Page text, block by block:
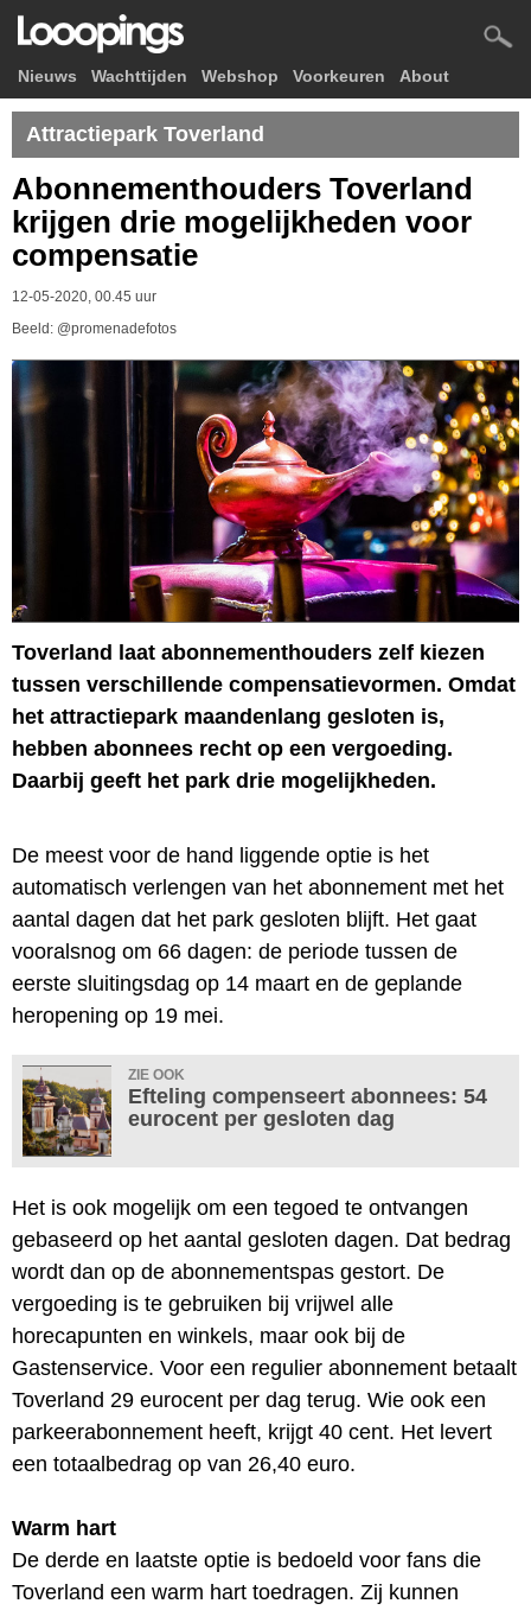
Nieuws Wachttijden Webshop Voorkeuren About
Attractiepark Toverland
Abonnementhouders Toverland
krijgen drie mogelijkheden voor
compensatie
12-05-2020, 00.45 uur
Beeld: @promenadefotos
Toverland laat abonnementhouders zelf kiezen
tussen verschillende compensatievormen. Omdat
het attractiepark maandenlang gesloten is,
hebben abonnees recht op een vergoeding.
Daarbij geeft het park drie mogelijkheden.
De meest voor de hand liggende optie is het
automatisch verlengen van het abonnement met het
aantal dagen dat het park gesloten blijft. Het gaat
vooralsnog om 66 dagen: de periode tussen de
eerste sluitingsdag op 14 maart en de geplande
heropening op 19 mei.
ZIE OOK
Efteling compenseert abonnees: 54
eurocent per gesloten dag
Het is ook mogelijk om een tegoed te ontvangen
gebaseerd op het aantal gesloten dagen. Dat bedrag
wordt dan op de abonnementspas gestort. De
vergoeding is te gebruiken bij vrijwel alle
horecapunten en winkels, maar ook bij de
Gastenservice. Voor een regulier abonnement betaalt
Toverland 29 eurocent per dag terug. Wie ook een
parkeerabonnement heeft, krijgt 40 cent. Het levert
een totaalbedrag op van 26,40 euro.
Warm hart
De derde en laatste optie is bedoeld voor fans die
Toverland een warm hart toedragen. Zij kunnen